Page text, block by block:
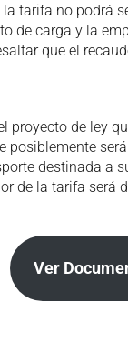
tarifa no podrá
de carga y la
que el
proyecto de ley
posiblemente
destinada a
de la tarifa será
Ver